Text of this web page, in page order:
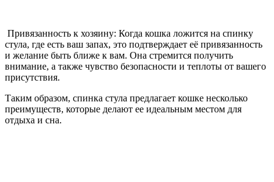
Привязанность к хозяину: Когда кошка ложится на спинку
стула, где есть ваш запах, это подтверждает её привязанность
и желание быть ближе к вам. Она стремится получить
внимание, а также чувство безопасности и теплоты от вашего
присутствия.
Таким образом, спинка стула предлагает кошке несколько
преимуществ, которые делают ее идеальным местом для
отдыха и сна.